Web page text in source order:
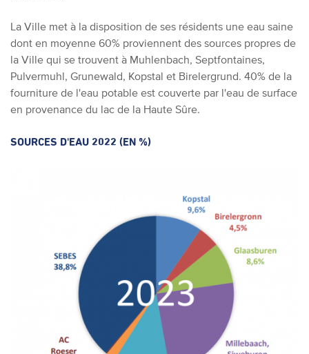
La Ville met à la disposition de ses résidents une eau saine
dont en moyenne 60% proviennent des sources propres de
la Ville qui se trouvent à Muhlenbach, Septfontaines,
Pulvermuhl, Grunewald, Kopstal et Birelergrund. 40% de la
fourniture de l'eau potable est couverte par l'eau de surface
en provenance du lac de la Haute Sûre.
SOURCES D'EAU 2022 (EN %)